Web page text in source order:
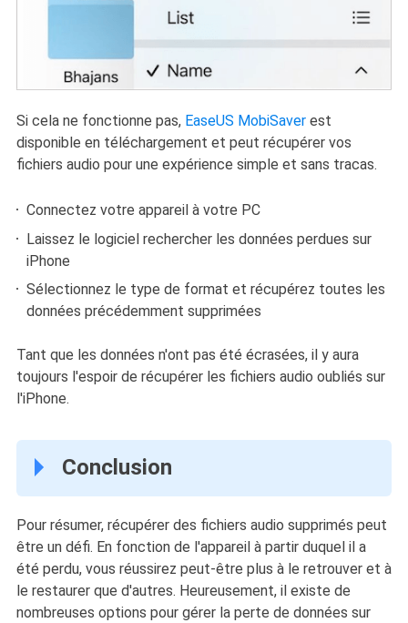
Si cela ne fonctionne pas, EaseUS MobiSaverest
disponible en téléchargement et peut récupérer vos
fichiers audio pour une expérience simple et sans tracas.
Connectez votre appareil à votre PC
Laissez le logiciel rechercher les données perdues sur
iPhone
Sélectionnez le type de format et récupérez toutes les
données précédemment supprimées
Tant que les données n'ont pas été écrasées, il y aura
toujours l'espoir de récupérer les fichiers audio oubliés sur
l'iPhone.
Conclusion
Pour résumer, récupérer des fichiers audio supprimés peut
être un défi. En fonction de l'appareil à partir duquel il a
été perdu, vous réussirez peut-être plus à le retrouver et à
le restaurer que d'autres. Heureusement, il existe de
nombreuses options pour gérer la perte de données sur